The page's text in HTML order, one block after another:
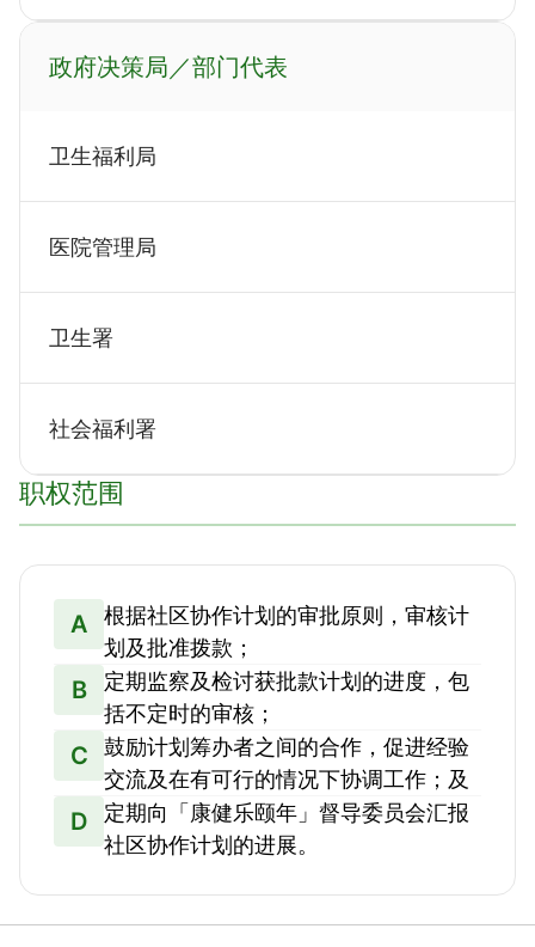
政府决策局／部门代表
卫生福利局
医院管理局
卫生署
社会福利署
职权范围
A
根据社区协作计划的审批原则，审核计
划及批准拨款；
B
定期监察及检讨获批款计划的进度，包
括不定时的审核；
C
鼓励计划筹办者之间的合作，促进经验
交流及在有可行的情况下协调工作；及
D
定期向「康健乐颐年」督导委员会汇报
社区协作计划的进展。